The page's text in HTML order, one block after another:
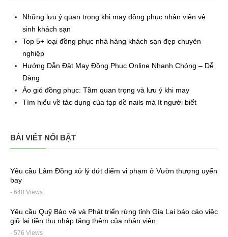
Những lưu ý quan trọng khi may đồng phục nhân viên vệ
sinh khách sạn
Top 5+ loại đồng phục nhà hàng khách sạn đẹp chuyên
nghiệp
Hướng Dẫn Đặt May Đồng Phục Online Nhanh Chóng – Dễ
Dàng
Áo gió đồng phục: Tầm quan trọng và lưu ý khi may
Tìm hiểu về tác dụng của tạp dề nails mà ít người biết
BÀI VIẾT NỔI BẬT
Yêu cầu Lâm Đồng xử lý dứt điểm vi phạm ở Vườn thượng uyển
bay
- 640 Views
Yêu cầu Quỹ Bảo vệ và Phát triển rừng tỉnh Gia Lai báo cáo việc
giữ lại tiền thu nhập tăng thêm của nhân viên
- 576 Views